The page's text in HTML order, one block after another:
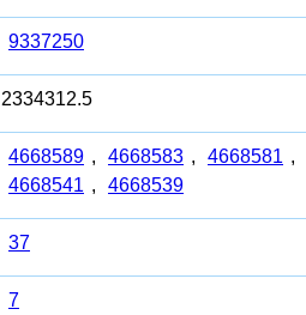
9337250
2334312.5
4668589 , 4668583 , 4668581 ,
4668541 , 4668539
37
7